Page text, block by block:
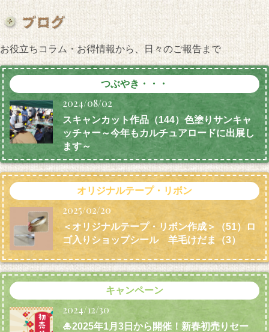
お役立ちコラム・お得情報から、日々のご報告まで
つぶやき・・・
2024/08/02
スキャンカット作品（144）色塗りサンキャ
ッチャー～今年もカルチュアロードに出展し
ます～
オリジナルテープ・リボン
2025/02/20
＜オリジナルテープ・リボン作成＞（51）ロ
ゴ入りショップシール 羊毛けだま （3）
キャンペーン
2024/12/30
🎍2025年1月3日から開催！新春初売りセー